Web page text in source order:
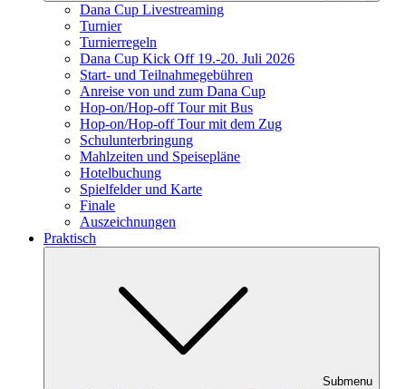
Dana Cup Livestreaming
Turnier
Turnierregeln
Dana Cup Kick Off 19.-20. Juli 2026
Start- und Teilnahmegebühren
Anreise von und zum Dana Cup
Hop-on/Hop-off Tour mit Bus
Hop-on/Hop-off Tour mit dem Zug
Schulunterbringung
Mahlzeiten und Speisepläne
Hotelbuchung
Spielfelder und Karte
Finale
Auszeichnungen
Praktisch
Submenu